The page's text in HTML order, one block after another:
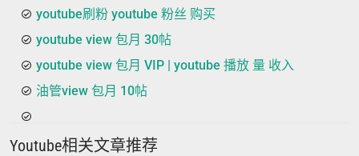
youtube刷粉 youtube 粉丝 购买
youtube view 包月 30帖
youtube view 包月 VIP | youtube 播放 量 收入
油管view 包月 10帖
Youtube相关文章推荐